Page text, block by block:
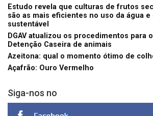
Estudo revela que culturas de frutos
são as mais eficientes no uso da água
sustentável
DGAV atualizou os procedimentos para
Detenção Caseira de animais
Azeitona: qual o momento ótimo de
Açafrão: Ouro Vermelho
Siga-nos no